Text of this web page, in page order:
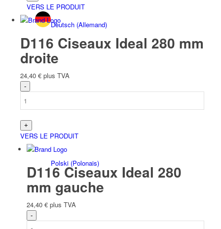
Deutsch(Allemand)
English(Anglais)
Polski(Polonais)
VERS LE PRODUIT
D116 Ciseaux Ideal 280 mm
droite
24,40 € plus TVA
VERS LE PRODUIT
D116 Ciseaux Ideal 280
mm gauche
24,40 € plus TVA